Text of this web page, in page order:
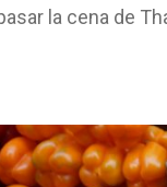
la cena de